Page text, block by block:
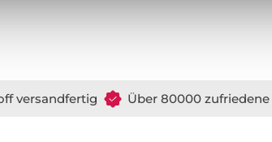
versandfertig Über 80000